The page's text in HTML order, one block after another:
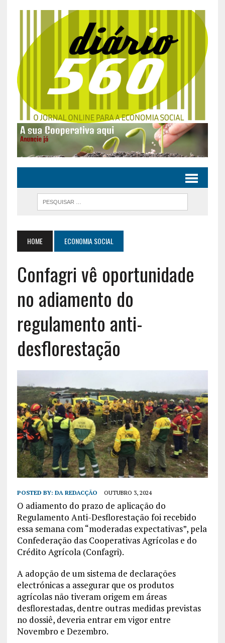
HOME ECONOMIA SOCIAL
Confagri vê oportunidade
no adiamento do
regulamento anti-
desflorestação
POSTED BY: DA REDACÇÃO OUTUBRO 3, 2024
O adiamento do prazo de aplicação do
Regulamento Anti-Desflorestação foi recebido
essa semana com “moderadas expectativas”, pela
Confederação das Cooperativas Agrícolas e do
Crédito Agrícola (Confagri).
A adopção de um sistema de declarações
electrónicas a assegurar que os produtos
agrícolas não tiveram origem em áreas
desflorestadas, dentre outras medidas previstas
no dossiê, deveria entrar em vigor entre
Novembro e Dezembro.